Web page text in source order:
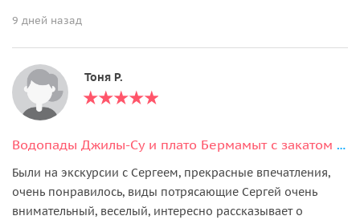
9 дней назад
Тоня Р.
Водопады Джилы-Су и плато Бермамыт с закатом за один день из Кисловодска
Были на экскурсии с Сергеем, прекрасные впечатления,
очень понравилось, виды потрясающие Сергей очень
внимательный, веселый, интересно рассказывает о